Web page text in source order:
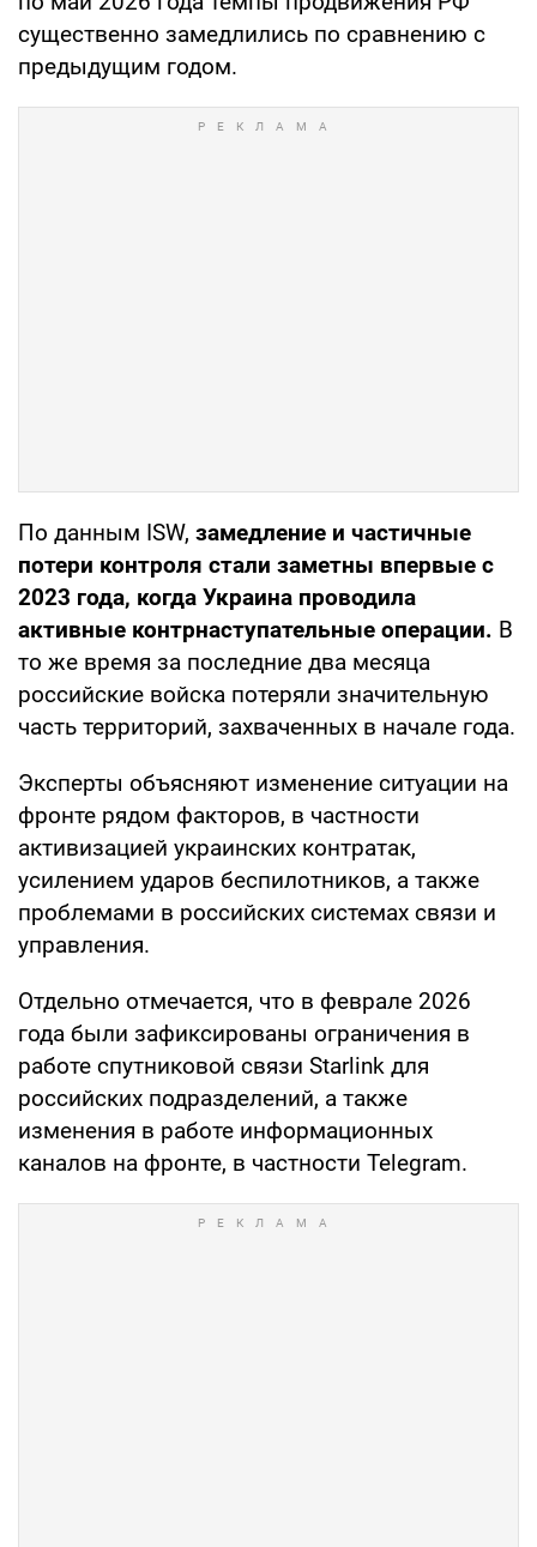
существенно замедлились по сравнению с
предыдущим годом.
По данным ISW, замедление и частичные
потери контроля стали заметны впервые с
2023 года, когда Украина проводила
активные контрнаступательные операции. В
то же время за последние два месяца
российские войска потеряли значительную
часть территорий, захваченных в начале года.
Эксперты объясняют изменение ситуации на
фронте рядом факторов, в частности
активизацией украинских контратак,
усилением ударов беспилотников, а также
проблемами в российских системах связи и
управления.
Отдельно отмечается, что в феврале 2026
года были зафиксированы ограничения в
работе спутниковой связи Starlink для
российских подразделений, а также
изменения в работе информационных
каналов на фронте, в частности Telegram.